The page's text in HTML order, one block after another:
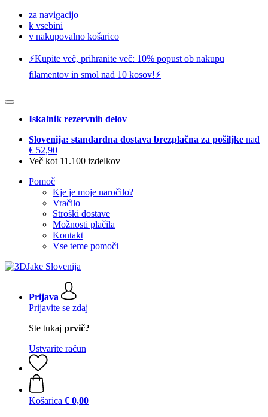
za navigacijo
k vsebini
v nakupovalno košarico
⚡️Kupite več, prihranite več: 10% popust ob nakupu
filamentov in smol nad 10 kosov!⚡️
Iskalnik rezervnih delov
Slovenija: standardna dostava brezplačna za pošiljke nad
€ 52,90
Več kot 11.100 izdelkov
Pomoč
Kje je moje naročilo?
Vračilo
Stroški dostave
Možnosti plačila
Kontakt
Vse teme pomoči
Prijava
Prijavite se zdaj
Ste tukaj prvič?
Ustvarite račun
Košarica € 0,00